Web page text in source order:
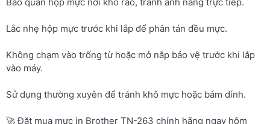
Lắc nhẹ hộp mực trước khi lắp để phân tán đều mực.
Không chạm vào trống từ hoặc mở nắp bảo vệ trước khi lắp
vào máy.
Sử dụng thường xuyên để tránh khô mực hoặc bám dính.
🚀 Đặt mua mực in Brother TN-263 chính hãng ngay hôm